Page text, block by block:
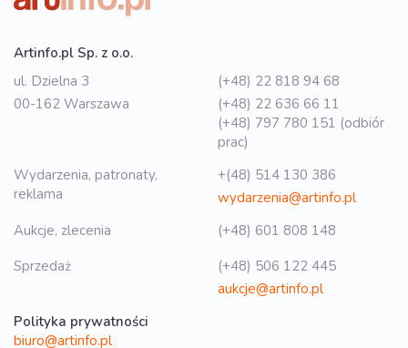
Artinfo.pl Sp. z o.o.
ul. Dzielna 3
00-162 Warszawa
(+48) 22 818 94 68
(+48) 22 636 66 11
(+48) 797 780 151 (odbiór
prac)
Wydarzenia, patronaty,
reklama
+(48) 514 130 386
wydarzenia@artinfo.pl
Aukcje, zlecenia
(+48) 601 808 148
Sprzedaż
(+48) 506 122 445
aukcje@artinfo.pl
Polityka prywatności
biuro@artinfo.pl